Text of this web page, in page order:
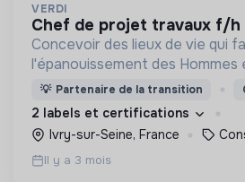
VERDI
chef de projet travaux f/h
Concevoir des lieux de vie qui
l'épanouissement des Hommes
leur environnement.
💡 Partenaire de la transition
2 labels et certifications
Ivry-sur-Seine, France
Il y a 3 mois